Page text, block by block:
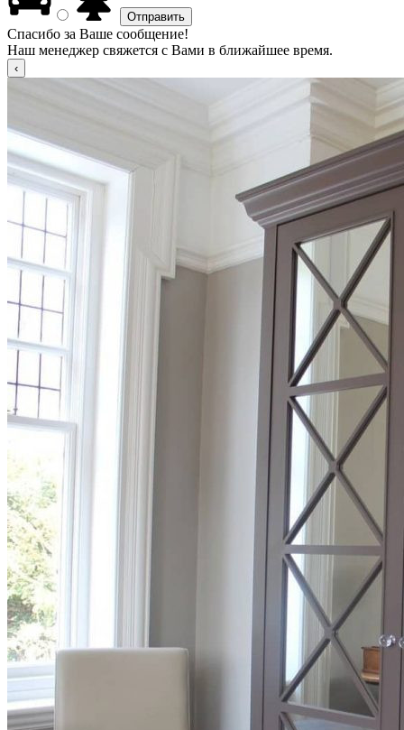
Спасибо за Ваше сообщение!
Наш менеджер свяжется с Вами в ближайшее время.